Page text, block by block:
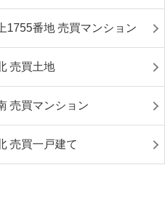
1755番地 売買マンション
売買土地
売買マンション
売買一戸建て